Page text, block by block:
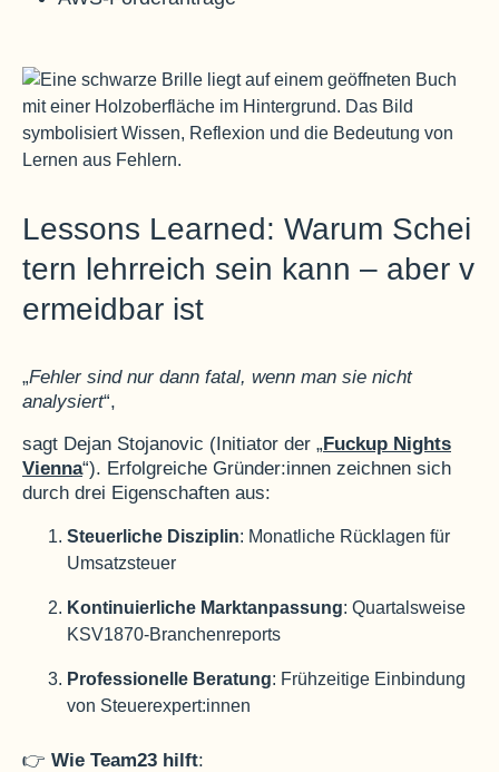
Lessons Learned: Warum Schei
tern lehrreich sein kann – aber v
ermeidbar ist
„Fehler sind nur dann fatal, wenn man sie nicht
analysiert“,
sagt Dejan Stojanovic (Initiator der „Fuckup Nights
Vienna“). Erfolgreiche Gründer:innen zeichnen sich
durch drei Eigenschaften aus:
Steuerliche Disziplin: Monatliche Rücklagen für
Umsatzsteuer
Kontinuierliche Marktanpassung: Quartalsweise
KSV1870-Branchenreports
Professionelle Beratung: Frühzeitige Einbindung
von Steuerexpert:innen
👉 Wie Team23 hilft: